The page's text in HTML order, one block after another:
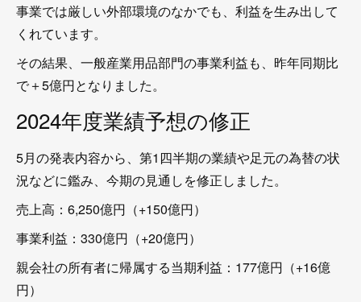
事業では厳しい外部環境のなかでも、利益を生み出して
くれています。
その結果、一般産業用品部門の事業利益も、昨年同期比
で＋5億円となりました。
2024年度業績予想の修正
5月の発表内容から、第1四半期の業績や足元の為替の状
況などに鑑み、今期の見通しを修正しました。
売上高：6,250億円（+150億円）
事業利益：330億円（+20億円）
親会社の所有者に帰属する当期利益：177億円（+16億
円）